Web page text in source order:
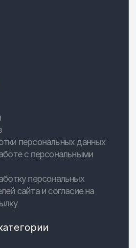
персональных данных
с персональными
персональных
сайта и согласие на